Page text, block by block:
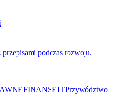
podczas rozwoju.​​
FINANSE​​IT​​Przywództwo​​